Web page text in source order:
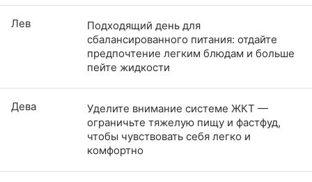
Лев
Подходящий день для
сбалансированного питания: отдайте
предпочтение легким блюдам и больше
пейте жидкости
Дева
Уделите внимание системе ЖКТ —
ограничьте тяжелую пищу и фастфуд,
чтобы чувствовать себя легко и
комфортно